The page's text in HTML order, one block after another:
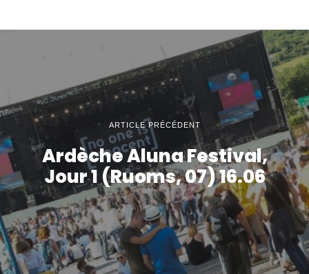
ARTICLE PRÉCÉDENT
Ardèche Aluna Festival,
Jour 1 (Ruoms, 07) 16.06